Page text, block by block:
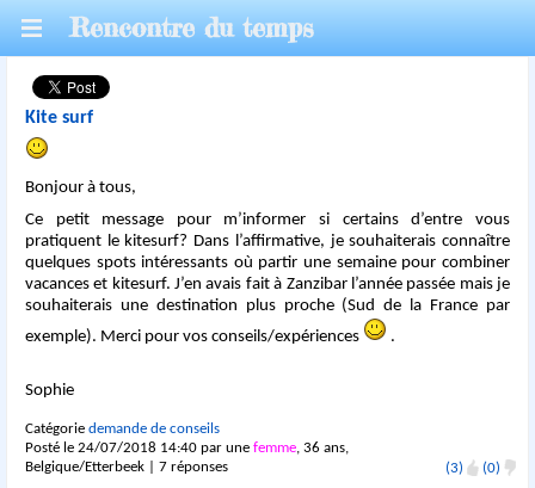
Rencontre du temps
Kite surf
Bonjour à tous,
Ce petit message pour m’informer si certains d’entre vous
pratiquent le kitesurf? Dans l’affirmative, je souhaiterais connaître
quelques spots intéressants où partir une semaine pour combiner
vacances et kitesurf. J’en avais fait à Zanzibar l’année passée mais je
souhaiterais une destination plus proche (Sud de la France par
exemple). Merci pour vos conseils/expériences
.
Sophie
Catégoriedemande de conseils
Posté le 24/07/2018 14:40 par unefemme, 36 ans,
Belgique/Etterbeek | 7 réponses
(3) (0)